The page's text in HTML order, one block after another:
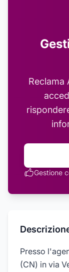
Reclama
Gestione
Presso
(CN) in via